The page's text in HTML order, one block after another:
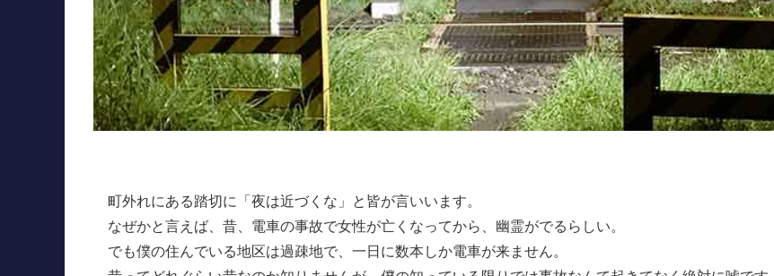
町外れにある踏切に「夜は近づくな」と皆が言いいます。
なぜかと言えば、昔、電車の事故で女性が亡くなってから、幽霊がでるらしい。
でも僕の住んでいる地区は過疎地で、一日に数本しか電車が来ません。